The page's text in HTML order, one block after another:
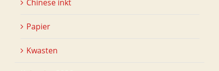
Chinese inkt
Papier
Kwasten